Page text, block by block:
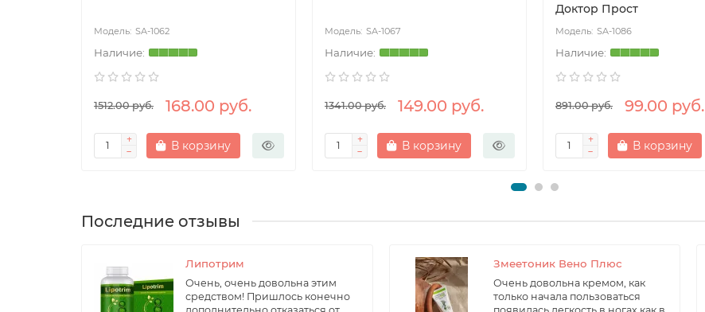
SA-1062
1512.00 руб. 168.00 руб.
В корзину
SA-1067
1341.00 руб. 149.00 руб.
В корзину
Доктор Прост
SA-1086
891.00 руб. 99.00 руб.
В корзину
Последние отзывы
Липотрим
Очень, очень довольна этим
средством! Пришлось конечно
Змеетоник Вено Плюс
Очень довольна кремом, как
только начала пользоваться